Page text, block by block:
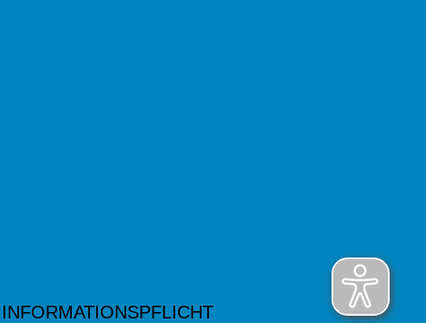
INFORMATIONSPFLICHT